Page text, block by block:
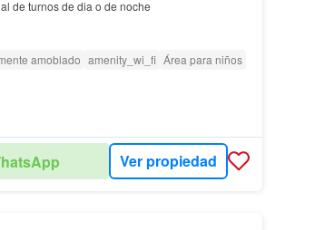
de turnos de dia o de noche
amoblado amenity_wi_fi Área para niños
Ver propiedad